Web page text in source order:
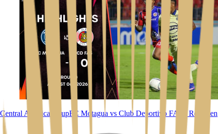
Central American CupFC Motagua vs Club Deportivo FAS l Resumen